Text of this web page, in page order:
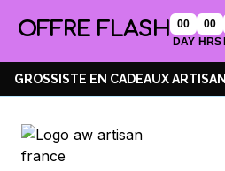
OFFRE FLASH
00
DAY
00
HRS
GROSSISTE EN CADEAUX